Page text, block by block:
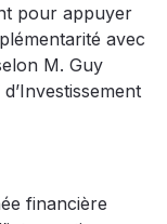
pour appuyer
avec
M. Guy
financière